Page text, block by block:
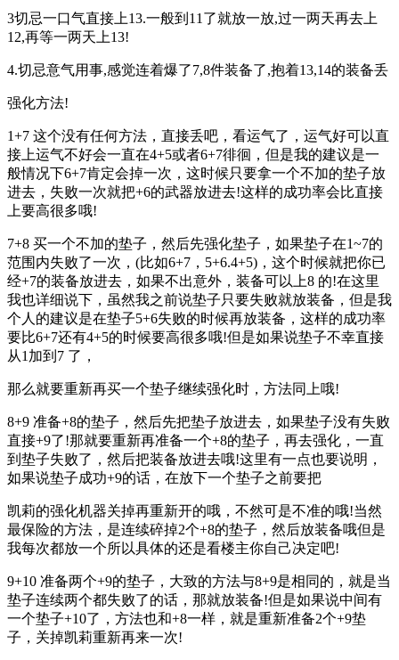
3切忌一口气直接上13.一般到11了就放一放,过一两天再去上
12,再等一两天上13!
4.切忌意气用事,感觉连着爆了7,8件装备了,抱着13,14的装备丢
强化方法!
1+7 这个没有任何方法，直接丢吧，看运气了，运气好可以直
接上运气不好会一直在4+5或者6+7徘徊，但是我的建议是一
般情况下6+7肯定会掉一次，这时候只要拿一个不加的垫子放
进去，失败一次就把+6的武器放进去!这样的成功率会比直接
上要高很多哦!
7+8 买一个不加的垫子，然后先强化垫子，如果垫子在1~7的
范围内失败了一次，(比如6+7，5+6.4+5)，这个时候就把你已
经+7的装备放进去，如果不出意外，装备可以上8 的!在这里
我也详细说下，虽然我之前说垫子只要失败就放装备，但是我
个人的建议是在垫子5+6失败的时候再放装备，这样的成功率
要比6+7还有4+5的时候要高很多哦!但是如果说垫子不幸直接
从1加到7 了，
那么就要重新再买一个垫子继续强化时，方法同上哦!
8+9 准备+8的垫子，然后先把垫子放进去，如果垫子没有失败
直接+9了!那就要重新再准备一个+8的垫子，再去强化，一直
到垫子失败了，然后把装备放进去哦!这里有一点也要说明，
如果说垫子成功+9的话，在放下一个垫子之前要把
凯莉的强化机器关掉再重新开的哦，不然可是不准的哦!当然
最保险的方法，是连续碎掉2个+8的垫子，然后放装备哦但是
我每次都放一个所以具体的还是看楼主你自己决定吧!
9+10 准备两个+9的垫子，大致的方法与8+9是相同的，就是当
垫子连续两个都失败了的话，那就放装备!但是如果说中间有
一个垫子+10了，方法也和+8一样，就是重新准备2个+9垫
子，关掉凯莉重新再来一次!